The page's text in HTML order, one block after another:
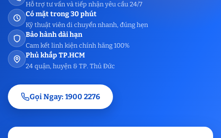
Hỗ trợ tư vấn và tiếp nhận yêu cầu 24/7
Có mặt trong 30 phút
Kỹ thuật viên di chuyển nhanh, đúng hẹn
Bảo hành dài hạn
Cam kết linh kiện chính hãng 100%
Phủ khắp TP.HCM
24 quận, huyện & TP. Thủ Đức
Gọi Ngay: 1900 2276